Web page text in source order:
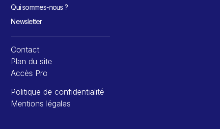
Qui sommes-nous ?
Newsletter
Contact
Plan du site
Accès Pro
Politique de confidentialité
Mentions légales